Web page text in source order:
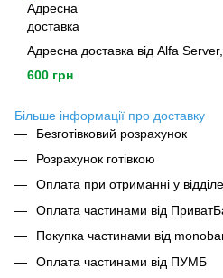
Адресна доставка від Alfa
600 грн
Більше інформації про доставку
Безготівковий розрахунок
Розрахунок готівкою
Оплата при отриманні у
Оплата частинами від
Покупка частинами від
Оплата частинами від ПУМБ